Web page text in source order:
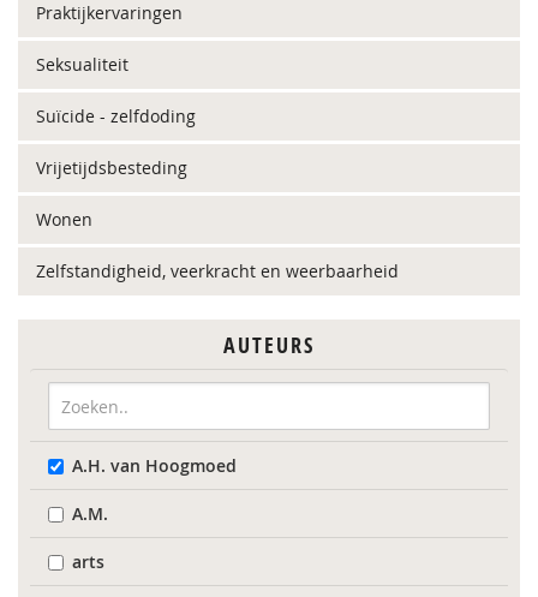
Praktijkervaringen
Seksualiteit
Suïcide - zelfdoding
Vrijetijdsbesteding
Wonen
Zelfstandigheid, veerkracht en weerbaarheid
AUTEURS
A.H. van Hoogmoed
A.M.
arts